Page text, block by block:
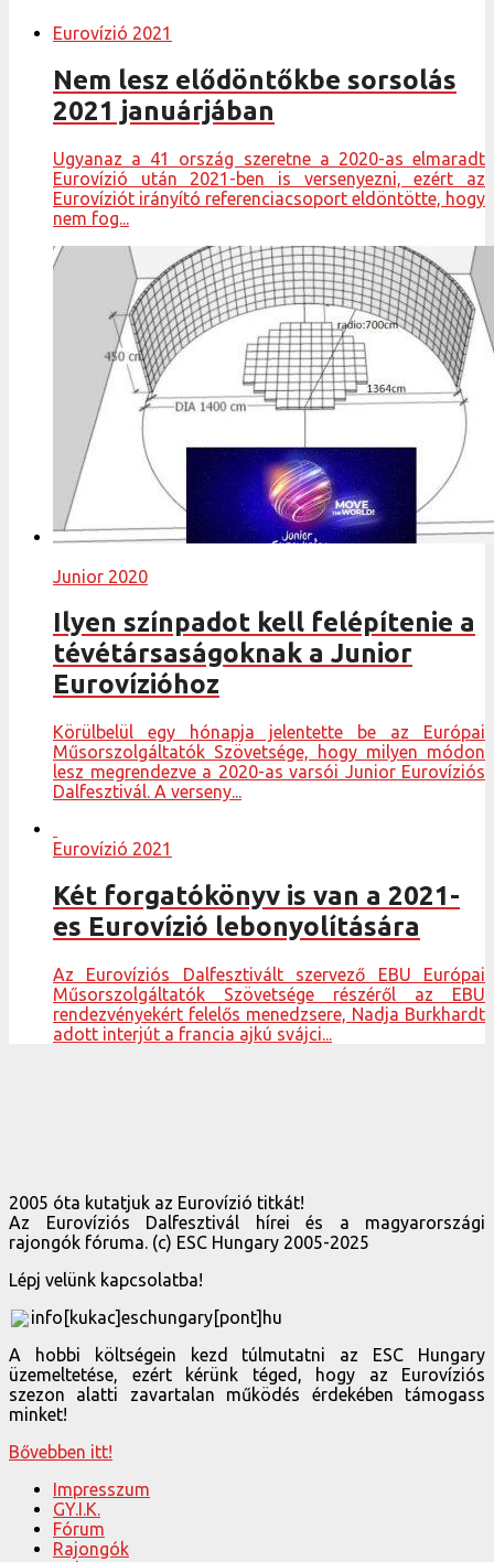
Eurovízió 2021
Nem lesz elődöntőkbe sorsolás
2021 januárjában
Ugyanaz a 41 ország szeretne a 2020-as elmaradt
Eurovízió után 2021-ben is versenyezni, ezért az
Eurovíziót irányító referenciacsoport eldöntötte, hogy
nem fog...
Junior 2020
Ilyen színpadot kell felépítenie a
tévétársaságoknak a Junior
Eurovízióhoz
Körülbelül egy hónapja jelentette be az Európai
Műsorszolgáltatók Szövetsége, hogy milyen módon
lesz megrendezve a 2020-as varsói Junior Eurovíziós
Dalfesztivál. A verseny...
Eurovízió 2021
Két forgatókönyv is van a 2021-
es Eurovízió lebonyolítására
Az Eurovíziós Dalfesztivált szervező EBU Európai
Műsorszolgáltatók Szövetsége részéről az EBU
rendezvényekért felelős menedzsere, Nadja Burkhardt
adott interjút a francia ajkú svájci...
2005 óta kutatjuk az Eurovízió titkát!
Az Eurovíziós Dalfesztivál hírei és a magyarországi
rajongók fóruma. (c) ESC Hungary 2005-2025
Lépj velünk kapcsolatba!
info[kukac]eschungary[pont]hu
A hobbi költségein kezd túlmutatni az ESC Hungary
üzemeltetése, ezért kérünk téged, hogy az Eurovíziós
szezon alatti zavartalan működés érdekében támogass
minket!
Bővebben itt!
Impresszum
GY.I.K.
Fórum
Rajongók